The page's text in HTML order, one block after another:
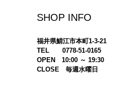
SHOP INFO
福井県鯖江市本町1-3-21
TEL 0778-51-0165
OPEN 10:00 ～ 19:30
CLOSE 毎週水曜日